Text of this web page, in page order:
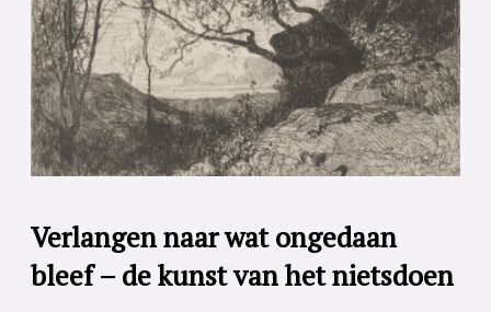
Verlangen naar wat ongedaan
bleef – de kunst van het nietsdoen